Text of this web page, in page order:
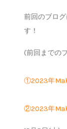
前回のブロ
す！
(前回までの
①2023年
②2023年